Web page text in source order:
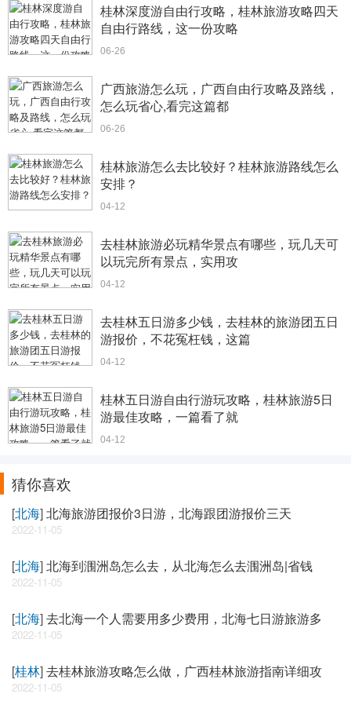
桂林深度游自由行攻略，桂林旅游攻略四天
自由行路线，这一份攻略
06-26
广西旅游怎么玩，广西自由行攻略及路线，
怎么玩省心,看完这篇都
06-26
桂林旅游怎么去比较好？桂林旅游路线怎么
安排？
04-12
去桂林旅游必玩精华景点有哪些，玩几天可
以玩完所有景点，实用攻
04-12
去桂林五日游多少钱，去桂林的旅游团五日
游报价，不花冤枉钱，这篇
04-12
桂林五日游自由行游玩攻略，桂林旅游5日
游最佳攻略，一篇看了就
04-12
猜你喜欢
[北海]北海旅游团报价3日游，北海跟团游报价三天
2022-11-05
[北海]北海到涠洲岛怎么去，从北海怎么去涠洲岛|省钱
2022-11-05
[北海]去北海一个人需要用多少费用，北海七日游旅游多
2022-11-05
[桂林]去桂林旅游攻略怎么做，广西桂林旅游指南详细攻
2022-11-05